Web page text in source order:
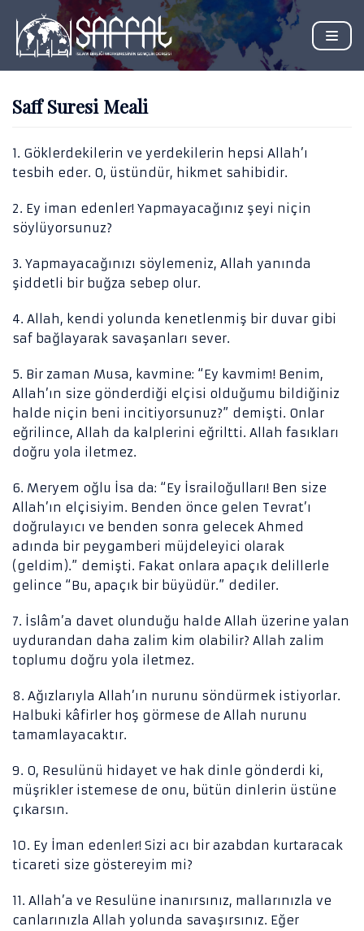
İçeriğe
geç
EĞITIM
EKONOMI
FENNI BILIMLER
HUKUK
İSLAMI İLIMLER
MEDYA
PSIKOLOJI
SANAT
GÜVENLIK
SIVIL TOPLUM
SIYASET
YÖNETIM
ŞIIR
DERS NOTU
KAYNAK TAHLILI
Saff Suresi Meali
1. Göklerdekilerin ve yerdekilerin hepsi Allah’ı
tesbih eder. O, üstündür, hikmet sahibidir.
2. Ey iman edenler! Yapmayacağınız şeyi niçin
söylüyorsunuz?
3. Yapmayacağınızı söylemeniz, Allah yanında
şiddetli bir buğza sebep olur.
4. Allah, kendi yolunda kenetlenmiş bir duvar gibi
saf bağlayarak savaşanları sever.
5. Bir zaman Musa, kavmine: “Ey kavmim! Benim,
Allah’ın size gönderdiği elçisi olduğumu bildiğiniz
halde niçin beni incitiyorsunuz?” demişti. Onlar
eğrilince, Allah da kalplerini eğriltti. Allah fasıkları
doğru yola iletmez.
6. Meryem oğlu İsa da: “Ey İsrailoğulları! Ben size
Allah’ın elçisiyim. Benden önce gelen Tevrat’ı
doğrulayıcı ve benden sonra gelecek Ahmed
adında bir peygamberi müjdeleyici olarak
(geldim).” demişti. Fakat onlara apaçık delillerle
gelince “Bu, apaçık bir büyüdür.” dediler.
7. İslâm’a davet olunduğu halde Allah üzerine yalan
uydurandan daha zalim kim olabilir? Allah zalim
toplumu doğru yola iletmez.
8. Ağızlarıyla Allah’ın nurunu söndürmek istiyorlar.
Halbuki kâfirler hoş görmese de Allah nurunu
tamamlayacaktır.
9. O, Resulünü hidayet ve hak dinle gönderdi ki,
müşrikler istemese de onu, bütün dinlerin üstüne
çıkarsın.
10. Ey İman edenler! Sizi acı bir azabdan kurtaracak
ticareti size göstereyim mi?
11. Allah’a ve Resulüne inanırsınız, mallarınızla ve
canlarınızla Allah yolunda savaşırsınız. Eğer